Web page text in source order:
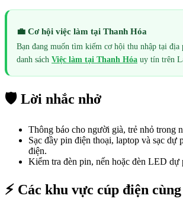
💼 Cơ hội việc làm tại Thanh Hóa
Bạn đang muốn tìm kiếm cơ hội thu nhập tại địa
danh sách Việc làm tại Thanh Hóa uy tín trên
🛡️ Lời nhắc nhở
Thông báo cho người già, trẻ nhỏ trong
Sạc đầy pin điện thoại, laptop và sạc dự
điện.
Kiểm tra đèn pin, nến hoặc đèn LED dự
⚡ Các khu vực cúp điện